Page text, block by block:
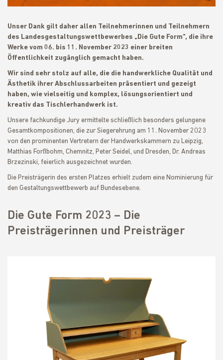
Unser Dank gilt daher allen Teilnehmerinnen und Teilnehmern
des Landesgestaltungswettbewerbes „Die Gute Form“, die ihre
Werke vom 06. bis 11. November 2023 einer breiten
Öffentlichkeit zugänglich gemacht haben.
Wir sind sehr stolz auf alle, die die handwerkliche Qualität und
Ästhetik ihrer Abschlussarbeiten präsentiert und gezeigt
haben, wie vielseitig und komplex, lösungsorientiert und
kreativ das Tischlerhandwerk ist.
Unsere fachkundige Jury ermittelte schließlich besonders gelungene
Gesamtkompositionen, die zur Siegerehrung am 11. November 2023
von den prominenten Vertretern der Handwerkskammern zu Leipzig,
Matthias Forßbohm, Chemnitz, Peter Seidel, und Dresden, Dr. Andreas
Brzezinski, feierlich ausgezeichnet wurden.
Die Preisträgerin des ersten Platzes erhielt zudem eine Nominierung für
den Gestaltungswettbewerb auf Bundesebene.
Die Gute Form 2023 – Die
Preisträgerinnen und Preisträger